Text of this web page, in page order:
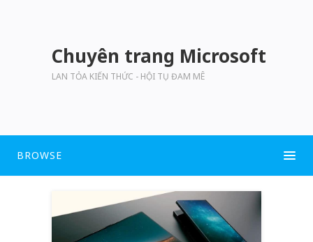
Chuyên trang Microsoft
LAN TỎA KIẾN THỨC - HỘI TỤ ĐAM MÊ
BROWSE